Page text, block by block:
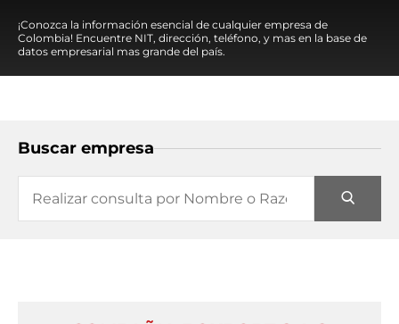
¡Conozca la información esencial de cualquier empresa de
Colombia! Encuentre NIT, dirección, teléfono, y mas en la base de
datos empresarial mas grande del país.
Buscar empresa